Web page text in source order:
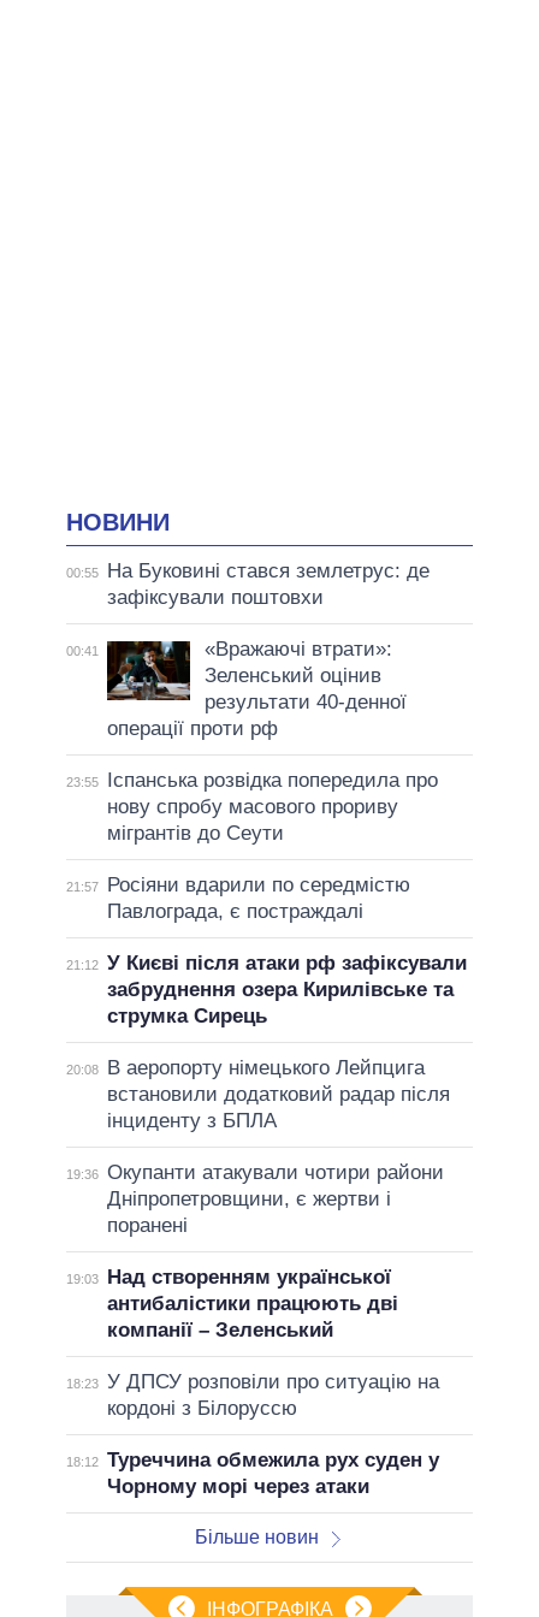
НОВИНИ
00:55
На Буковині стався землетрус: де
зафіксували поштовхи
00:41
«Вражаючі втрати»:
Зеленський оцінив
результати 40-денної
операції проти рф
23:55
Іспанська розвідка попередила про
нову спробу масового прориву
мігрантів до Сеути
21:57
Росіяни вдарили по середмістю
Павлограда, є постраждалі
21:12 У Києві після атаки рф зафіксували
забруднення озера Кирилівське та
струмка Сирець
20:08
В аеропорту німецького Лейпцига
встановили додатковий радар після
інциденту з БПЛА
19:36 Окупанти атакували чотири райони
Дніпропетровщини, є жертви і
поранені
19:03
Над створенням української
антибалістики працюють дві
компанії – Зеленський
18:23 У ДПСУ розповіли про ситуацію на
кордоні з Білоруссю
18:12 Туреччина обмежила рух суден у
Чорному морі через атаки
Більше новин
ІНФОГРАФІКА